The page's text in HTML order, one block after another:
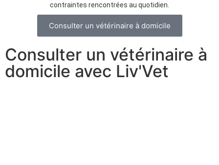
contraintes rencontrées au quotidien.
Consulter un vétérinaire à domicile
Consulter un vétérinaire à
domicile avec Liv'Vet